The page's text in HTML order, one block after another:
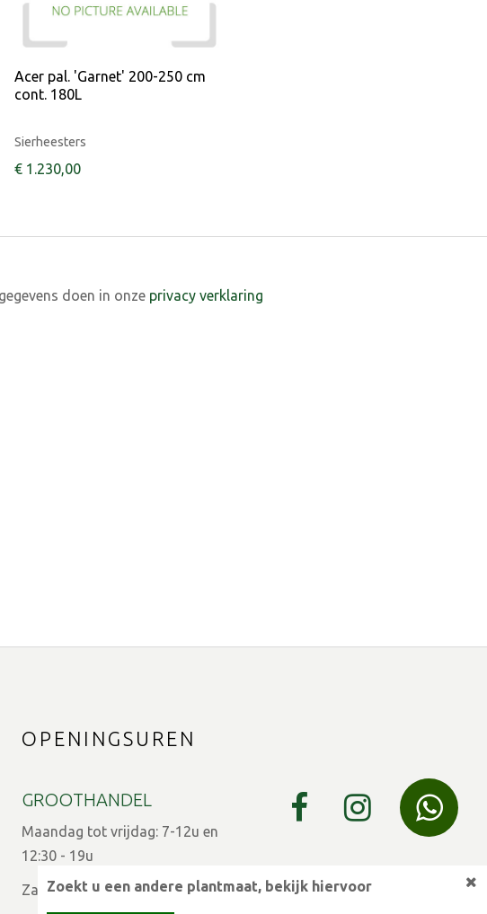
Acer pal. 'Garnet' 200-250 cm
cont. 180L
Sierheesters
€ 1.230,00
doen in onze privacy verklaring
OPENINGSUREN
GROOTHANDEL
Maandag tot vrijdag: 7-12u en
12:30 - 19u
Zaterdag: 7-12u en 13-15u
Zoekt u een andere plantmaat, bekijk hiervoor